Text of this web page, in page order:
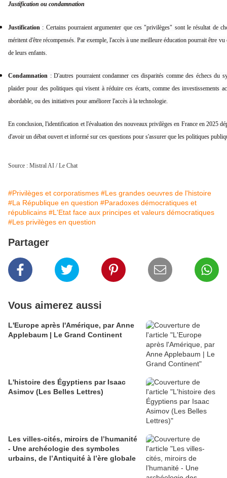
Justification ou condamnation
Justification : Certains pourraient argumenter que ces "privilèges" sont le résultat de
méritent d'être récompensés. Par exemple, l'accès à une meilleure éducation pourrait être
de leurs enfants.
Condamnation : D'autres pourraient condamner ces disparités comme des échecs du
plaider pour des politiques qui visent à réduire ces écarts, comme des investissements
abordable, ou des initiatives pour améliorer l'accès à la technologie.
En conclusion, l'identification et l'évaluation des nouveaux privilèges en France en 2025
d'avoir un débat ouvert et informé sur ces questions pour s'assurer que les politiques
Source : Mistral AI / Le Chat
#Privilèges et corporatismes #Les grandes oeuvres de l'histoire
#La République en question #Paradoxes démocratiques et
républicains #L'Etat face aux principes et valeurs démocratiques
#Les privilèges en question
Partager
Vous aimerez aussi
L'Europe après l'Amérique, par Anne
Applebaum | Le Grand Continent
L'histoire des Égyptiens par Isaac
Asimov (Les Belles Lettres)
Les villes-cités, miroirs de l’humanité
- Une archéologie des symboles
urbains, de l’Antiquité à l’ère globale